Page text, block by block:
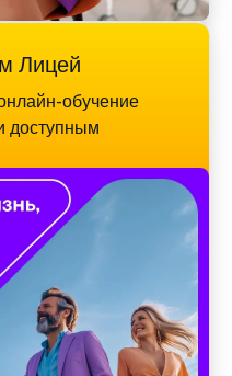
Лицей
обучение
доступным